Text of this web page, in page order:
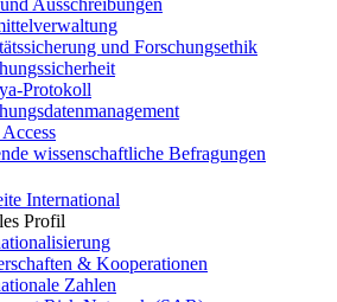
Ausschreibungen
und Forschungsethik
Protokoll
wissenschaftliche Befragungen
International
Profil
& Kooperationen
Zahlen